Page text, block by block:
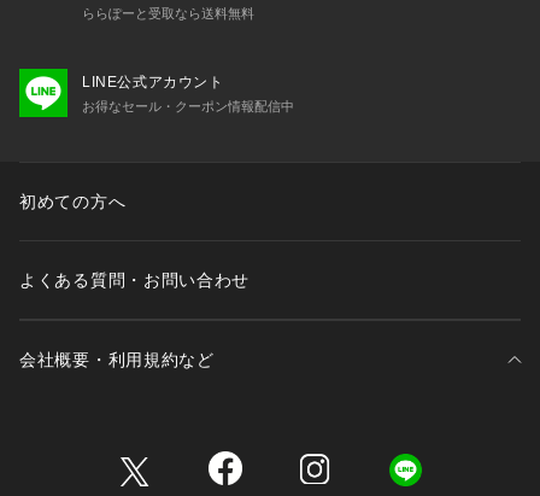
3歳-12歳 Girls・Boys（90-150cm）
ららぽーと受取なら送料無料
LINE公式アカウント
お得なセール・クーポン情報配信中
初めての方へ
よくある質問・お問い合わせ
会社概要・利用規約など